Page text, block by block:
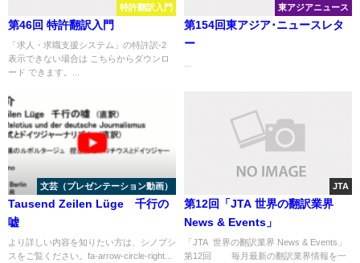
特許翻訳入門
第46回 特許翻訳入門
「求人・求職支援システム」の特許訳-2
表示できない場合は こちらからダウンロ
ード できます。...
東アジアニュース
第154回東アジア･ニュースレタ
ー
文芸（プレゼンテーション動画）
Tausend Zeilen Lüge 千行の
嘘
より詳しい内容を知りたい方は、シノプシ
スをご覧ください。fa-arrow-circle-right...
JTA
第12回「JTA 世界の翻訳業界
News & Events」
「JTA 世界の翻訳業界 News & Events」
第12回 毎月最新の翻訳業界情報を一